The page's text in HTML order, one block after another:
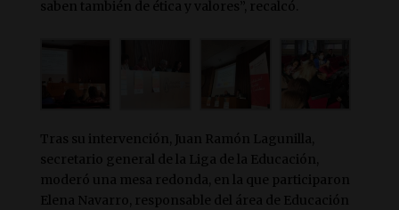
saben también de ética y valores”, recalcó.
Tras su intervención, Juan Ramón Lagunilla,
secretario general de la Liga de la Educación,
moderó una mesa redonda, en la que participaron
Elena Navarro, responsable del área de Educación